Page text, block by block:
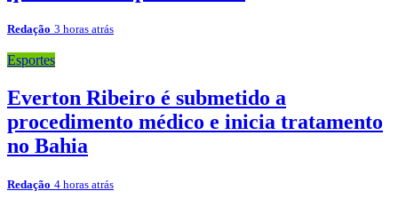
Redação 3 horas atrás
Esportes
Everton Ribeiro é submetido a
procedimento médico e inicia tratamento
no Bahia
Redação 4 horas atrás